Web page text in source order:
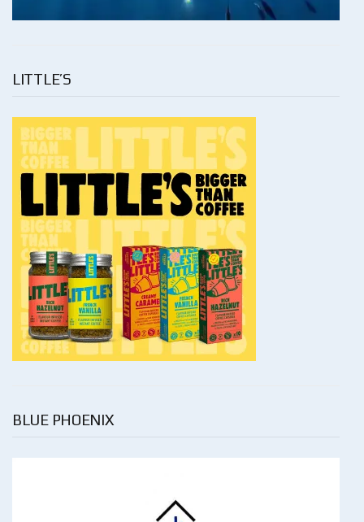
LITTLE’S
BLUE PHOENIX